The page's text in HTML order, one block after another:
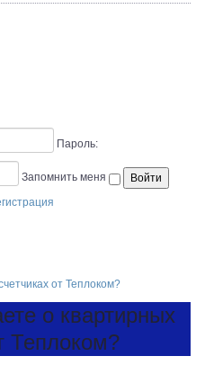
Пароль:
Запомнить меня
от Теплоком?
о квартирных
Теплоком?